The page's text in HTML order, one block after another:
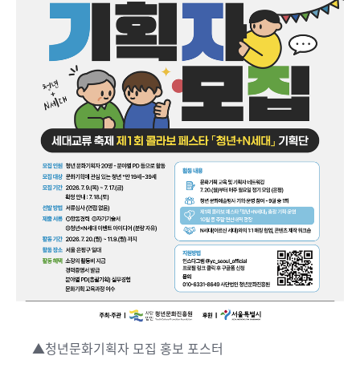
▲청년문화기획자 모집 홍보 포스터